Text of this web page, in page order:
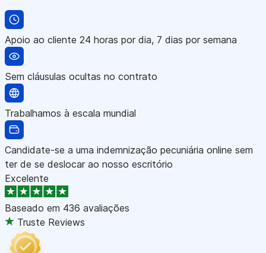
Apoio ao cliente 24 horas por dia, 7 dias por semana
Sem cláusulas ocultas no contrato
Trabalhamos à escala mundial
Candidate-se a uma indemnização pecuniária online sem
ter de se deslocar ao nosso escritório
Excelente
Baseado em 436 avaliações
Truste Reviews